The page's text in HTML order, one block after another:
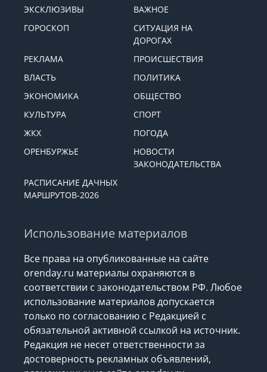
ЭКСКЛЮЗИВЫ
ВАЖНОЕ
ГОРОСКОП
СИТУАЦИЯ НА
ДОРОГАХ
РЕКЛАМА
ПРОИСШЕСТВИЯ
ВЛАСТЬ
ПОЛИТИКА
ЭКОНОМИКА
ОБЩЕСТВО
КУЛЬТУРА
СПОРТ
ЖКХ
ПОГОДА
ОРЕНБУРЖЬЕ
НОВОСТИ
ЗАКОНОДАТЕЛЬСТВА
РАСПИСАНИЕ ДАЧНЫХ
МАРШРУТОВ-2026
Использование материалов
Все права на опубликованные на сайте
orenday.ru материалы охраняются в
соответствии с законодательством РФ. Любое
использование материалов допускается
только по согласованию с Редакцией с
обязательной активной ссылкой на источник.
Редакция не несет ответственности за
достоверность рекламных объявлений,